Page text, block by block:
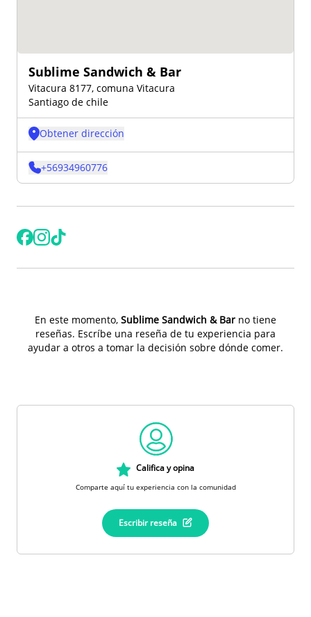
Sublime Sandwich & Bar
Vitacura 8177, comuna Vitacura
Santiago de chile
Obtener dirección
+56934960776
En este momento, Sublime Sandwich & Bar no tiene
reseñas. Escríbe una reseña de tu experiencia para
ayudar a otros a tomar la decisión sobre dónde comer.
Califica y opina
Comparte aquí tu experiencia con la comunidad
Escribir reseña